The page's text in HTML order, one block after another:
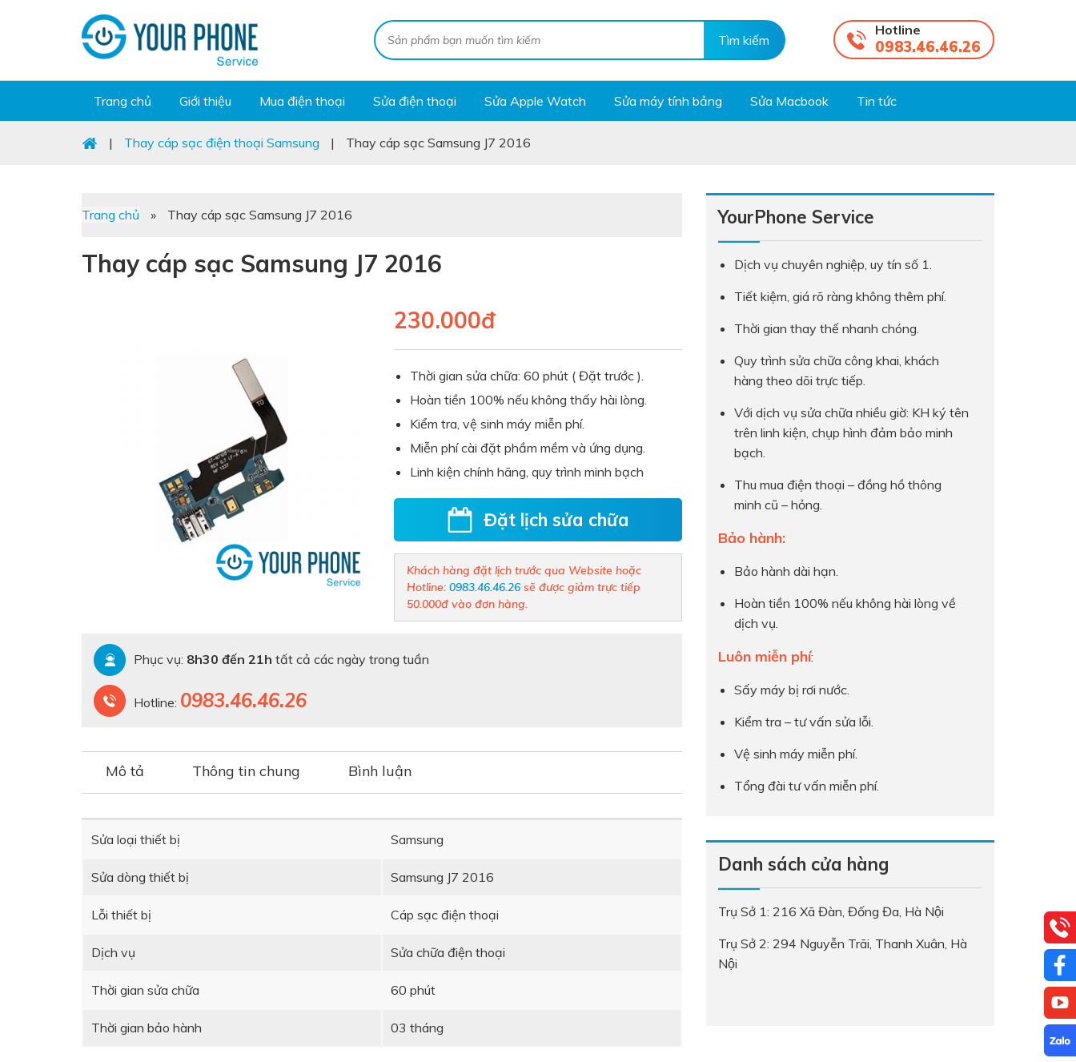
Hotline
0983.46.46.26
Trang chủ Giới thiệu Mua điện thoại Sửa điện thoại Sửa Apple Watch Sửa máy tính bảng Sửa Macbook Tin tức
| Thay cáp sạc điện thoại Samsung | Thay cáp sạc Samsung J7 2016
Trang chủ » Thay cáp sạc Samsung J7 2016
Thay cáp sạc Samsung J7 2016
230.000đ
Thời gian sửa chữa: 60 phút ( Đặt trước ).
Hoàn tiền 100% nếu không thấy hài lòng.
Kiểm tra, vệ sinh máy miễn phí.
Miễn phí cài đặt phầm mềm và ứng dụng.
Linh kiện chính hãng, quy trình minh bạch
Đặt lịch sửa chữa
Khách hàng đặt lịch trước qua Website hoặc
Hotline: 0983.46.46.26 sẽ được giảm trực tiếp
50.000đ vào đơn hàng.
Phục vụ: 8h30 đến 21h tất cả các ngày trong tuần
Hotline: 0983.46.46.26
Mô tả Thông tin chung Bình luận
Sửa loại thiết bị Samsung
Sửa dòng thiết bị Samsung J7 2016
Lỗi thiết bị Cáp sạc điện thoại
Dịch vụ Sửa chữa điện thoại
Thời gian sửa chữa 60 phút
Thời gian bảo hành 03 tháng
YourPhone Service
Dịch vụ chuyên nghiệp, uy tín số 1.
Tiết kiệm, giá rõ ràng không thêm phí.
Thời gian thay thế nhanh chóng.
Quy trình sửa chữa công khai, khách
hàng theo dõi trực tiếp.
Với dịch vụ sửa chữa nhiều giờ: KH ký tên
trên linh kiện, chụp hình đảm bảo minh
bạch.
Thu mua điện thoại – đồng hồ thông
minh cũ – hỏng.
Bảo hành:
Bảo hành dài hạn.
Hoàn tiền 100% nếu không hài lòng về
dịch vụ.
Luôn miễn phí:
Sấy máy bị rơi nước.
Kiểm tra – tư vấn sửa lỗi.
Vệ sinh máy miễn phí.
Tổng đài tư vấn miễn phí.
Danh sách cửa hàng
Trụ Sở 1: 216 Xã Đàn, Đống Đa, Hà Nội
Trụ Sở 2: 294 Nguyễn Trãi, Thanh Xuân, Hà
Nội